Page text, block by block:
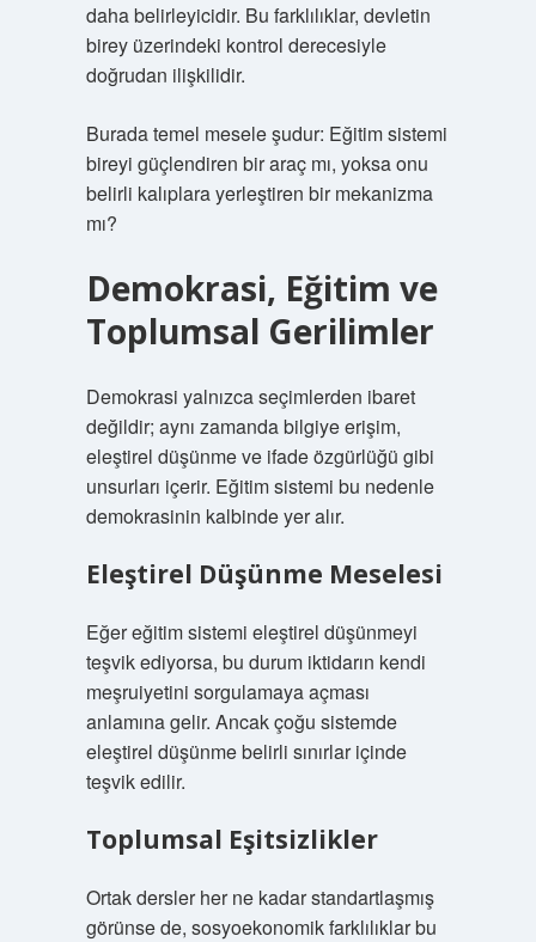
daha belirleyicidir. Bu farklılıklar, devletin
birey üzerindeki kontrol derecesiyle
doğrudan ilişkilidir.
Burada temel mesele şudur: Eğitim sistemi
bireyi güçlendiren bir araç mı, yoksa onu
belirli kalıplara yerleştiren bir mekanizma
mı?
Demokrasi, Eğitim ve
Toplumsal Gerilimler
Demokrasi yalnızca seçimlerden ibaret
değildir; aynı zamanda bilgiye erişim,
eleştirel düşünme ve ifade özgürlüğü gibi
unsurları içerir. Eğitim sistemi bu nedenle
demokrasinin kalbinde yer alır.
Eleştirel Düşünme Meselesi
Eğer eğitim sistemi eleştirel düşünmeyi
teşvik ediyorsa, bu durum iktidarın kendi
meşruiyetini sorgulamaya açması
anlamına gelir. Ancak çoğu sistemde
eleştirel düşünme belirli sınırlar içinde
teşvik edilir.
Toplumsal Eşitsizlikler
Ortak dersler her ne kadar standartlaşmış
görünse de, sosyoekonomik farklılıklar bu